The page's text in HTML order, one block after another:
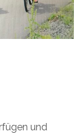
und